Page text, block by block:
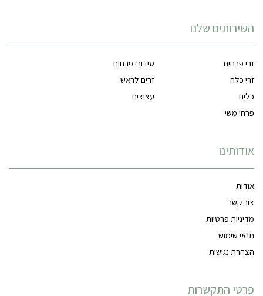
השירותים שלנו
זרי פרחים
סידורי פרחים
זרי כלה
זרים לראש
כלים
עציצים
פרחי משי
אודותינו
אודות
צור קשר
מדיניות פרטיות
תנאי שימוש
הצהרת נגישות
פרטי התקשרות